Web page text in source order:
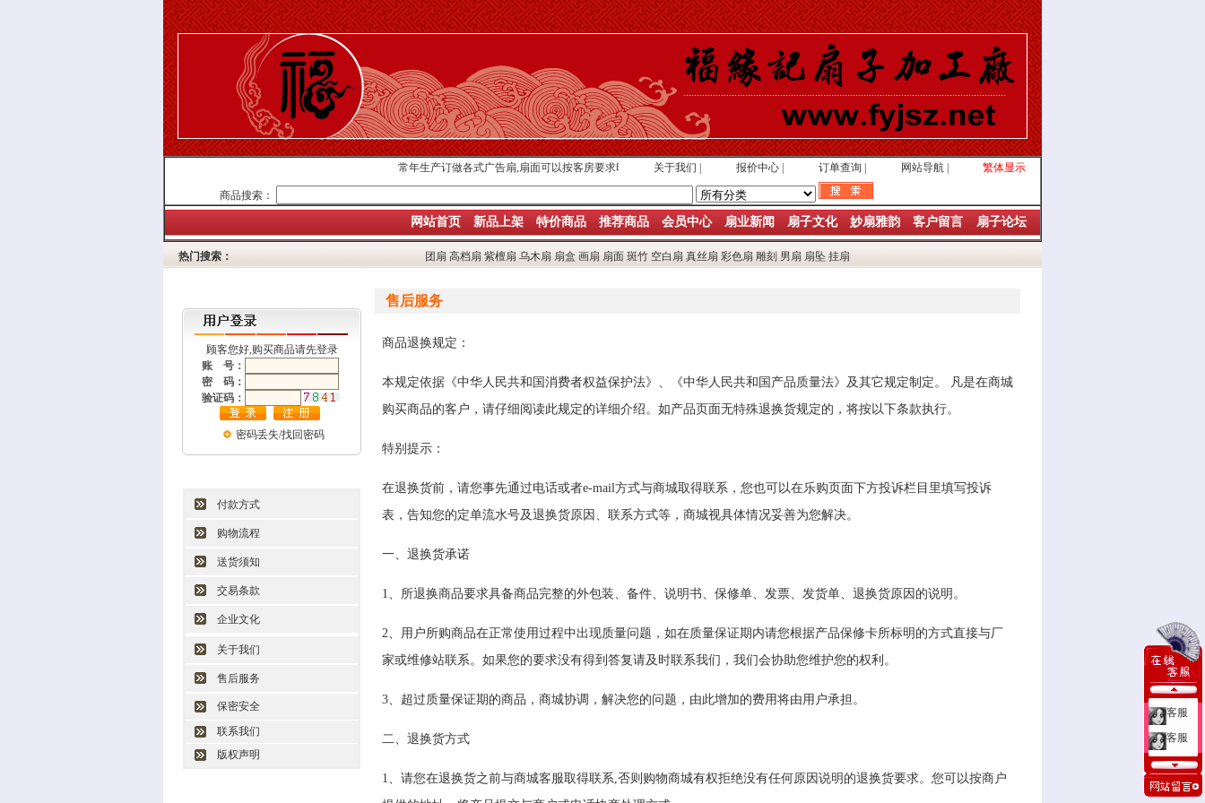
常年生产订做各式广告扇,扇面可以按客房要求印刷广告 关于我们 报价中心 订单查询 网站导航 繁体显示
商品搜索：
网站首页 新品上架 特价商品 推荐商品 会员中心 扇业新闻 扇子文化 妙扇雅韵 客户留言 扇子论坛
热门搜索： 团扇 高档扇 紫檀扇 乌木扇 扇盒 画扇 扇面 斑竹 空白扇 真丝扇 彩色扇 雕刻 男扇 扇坠 挂扇
顾客您好,购买商品请先登录
账 号：
密 码：
验证码：
密码丢失/找回密码
付款方式
购物流程
送货须知
交易条款
企业文化
关于我们
售后服务
保密安全
联系我们
版权声明
售后服务
商品退换规定：
本规定依据《中华人民共和国消费者权益保护法》、《中华人民共和国产品质量法》及其它规定制定。 凡是在商城
购买商品的客户，请仔细阅读此规定的详细介绍。如产品页面无特殊退换货规定的，将按以下条款执行。
特别提示：
在退换货前，请您事先通过电话或者e-mail方式与商城取得联系，您也可以在乐购页面下方投诉栏目里填写投诉
表，告知您的定单流水号及退换货原因、联系方式等，商城视具体情况妥善为您解决。
一、退换货承诺
1、所退换商品要求具备商品完整的外包装、备件、说明书、保修单、发票、发货单、退换货原因的说明。
2、用户所购商品在正常使用过程中出现质量问题，如在质量保证期内请您根据产品保修卡所标明的方式直接与厂
家或维修站联系。如果您的要求没有得到答复请及时联系我们，我们会协助您维护您的权利。
3、超过质量保证期的商品，商城协调，解决您的问题，由此增加的费用将由用户承担。
二、退换货方式
1、请您在退换货之前与商城客服取得联系,否则购物商城有权拒绝没有任何原因说明的退换货要求。您可以按商户
客服
客服